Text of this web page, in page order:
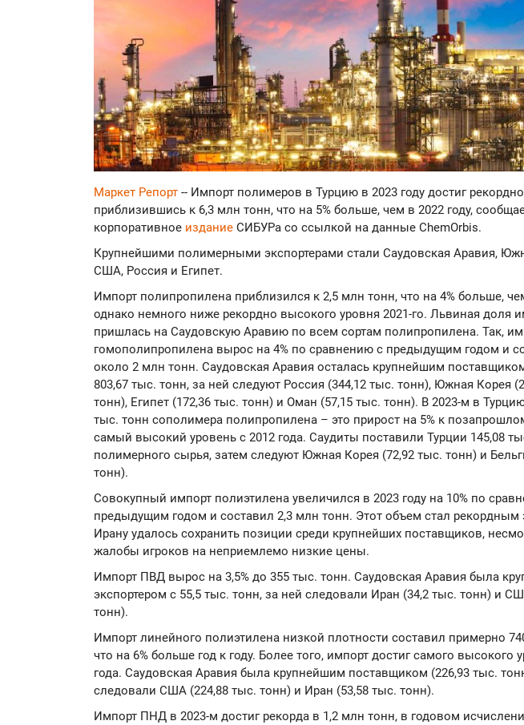
Маркет Репорт -- Импорт полимеров в Турцию в 2023 году достиг
приблизившись к 6,3 млн тонн, что на 5% больше, чем в 2022 году,
корпоративное издание СИБУРа со ссылкой на данные ChemOrbis.
Крупнейшими полимерными экспортерами стали Саудовская Аравия,
США, Россия и Египет.
Импорт полипропилена приблизился к 2,5 млн тонн, что на 4% больше,
однако немного ниже рекордно высокого уровня 2021-го. Львиная доля
пришлась на Саудовскую Аравию по всем сортам полипропилена. Так,
гомополипропилена вырос на 4% по сравнению с предыдущим годом и
около 2 млн тонн. Саудовская Аравия осталась крупнейшим
803,67 тыс. тонн, за ней следуют Россия (344,12 тыс. тонн), Южная Корея
тонн), Египет (172,36 тыс. тонн) и Оман (57,15 тыс. тонн). В 2023-м в
тыс. тонн сополимера полипропилена – это прирост на 5% к
самый высокий уровень с 2012 года. Саудиты поставили Турции 145,08
полимерного сырья, затем следуют Южная Корея (72,92 тыс. тонн) и
тонн).
Совокупный импорт полиэтилена увеличился в 2023 году на 10% по
предыдущим годом и составил 2,3 млн тонн. Этот объем стал рекордным
Ирану удалось сохранить позиции среди крупнейших поставщиков,
жалобы игроков на неприемлемо низкие цены.
Импорт ПВД вырос на 3,5% до 355 тыс. тонн. Саудовская Аравия была
экспортером с 55,5 тыс. тонн, за ней следовали Иран (34,2 тыс. тонн) и
тонн).
Импорт линейного полиэтилена низкой плотности составил примерно
что на 6% больше год к году. Более того, импорт достиг самого высокого
года. Саудовская Аравия была крупнейшим поставщиком (226,93 тыс.
следовали США (224,88 тыс. тонн) и Иран (53,58 тыс. тонн).
Импорт ПНД в 2023-м достиг рекорда в 1,2 млн тонн, в годовом